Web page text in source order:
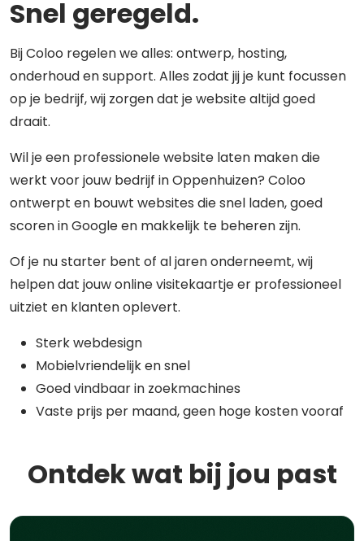
Snel geregeld.
Bij Coloo regelen we alles: ontwerp, hosting,
onderhoud en support. Alles zodat jij je kunt focussen
op je bedrijf, wij zorgen dat je website altijd goed
draait.
Wil je een professionele website laten maken die
werkt voor jouw bedrijf in Oppenhuizen? Coloo
ontwerpt en bouwt websites die snel laden, goed
scoren in Google en makkelijk te beheren zijn.
Of je nu starter bent of al jaren onderneemt, wij
helpen dat jouw online visitekaartje er professioneel
uitziet en klanten oplevert.
Sterk webdesign
Mobielvriendelijk en snel
Goed vindbaar in zoekmachines
Vaste prijs per maand, geen hoge kosten vooraf
Ontdek wat bij jou past